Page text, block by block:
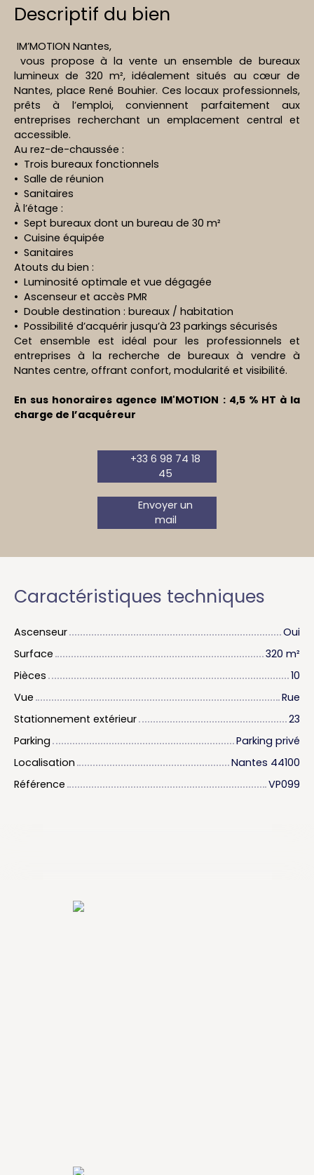
Descriptif du bien
IM’MOTION Nantes,
vous propose à la vente un ensemble de bureaux
lumineux de 320 m², idéalement situés au cœur de
Nantes, place René Bouhier. Ces locaux professionnels,
prêts à l’emploi, conviennent parfaitement aux
entreprises recherchant un emplacement central et
accessible.
Au rez-de-chaussée :
Trois bureaux fonctionnels
Salle de réunion
Sanitaires
À l’étage :
Sept bureaux dont un bureau de 30 m²
Cuisine équipée
Sanitaires
Atouts du bien :
Luminosité optimale et vue dégagée
Ascenseur et accès PMR
Double destination : bureaux / habitation
Possibilité d’acquérir jusqu’à 23 parkings sécurisés
Cet ensemble est idéal pour les professionnels et
entreprises à la recherche de bureaux à vendre à
Nantes centre, offrant confort, modularité et visibilité.
En sus honoraires agence IM'MOTION : 4,5 % HT à la
charge de l’acquéreur
+33 6 98 74 18
45
Envoyer un
mail
Caractéristiques techniques
Ascenseur
Oui
Surface
320 m²
Pièces
10
Vue
Rue
Stationnement extérieur
23
Parking
Parking privé
Localisation
Nantes 44100
Référence
VP099